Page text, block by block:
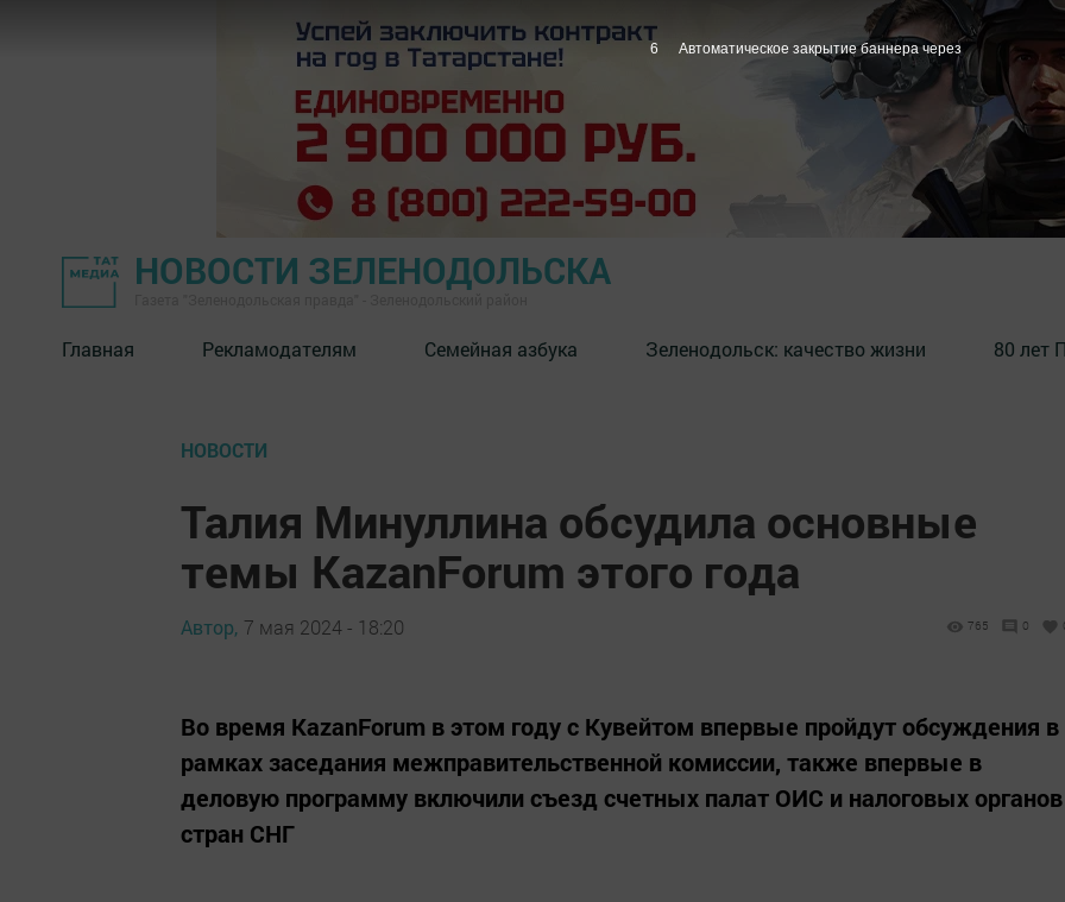
НОВОСТИ ЗЕЛЕНОДОЛЬСКА
Главная Рекламодателям Семейная азбука ⁠Зеленодольск: качество жизни 80 лет
НОВОСТИ
Талия Минуллина обсудила основные
темы KazanForum этого года
Автор, 7 мая 2024 - 18:20 765 0
Во время KazanForum в этом году с Кувейтом впервые пройдут обсуждения в
рамках заседания межправительственной комиссии, также впервые в
деловую программу включили съезд счетных палат ОИС и налоговых органов
стран СНГ
5 Автоматическое закрытие баннера через